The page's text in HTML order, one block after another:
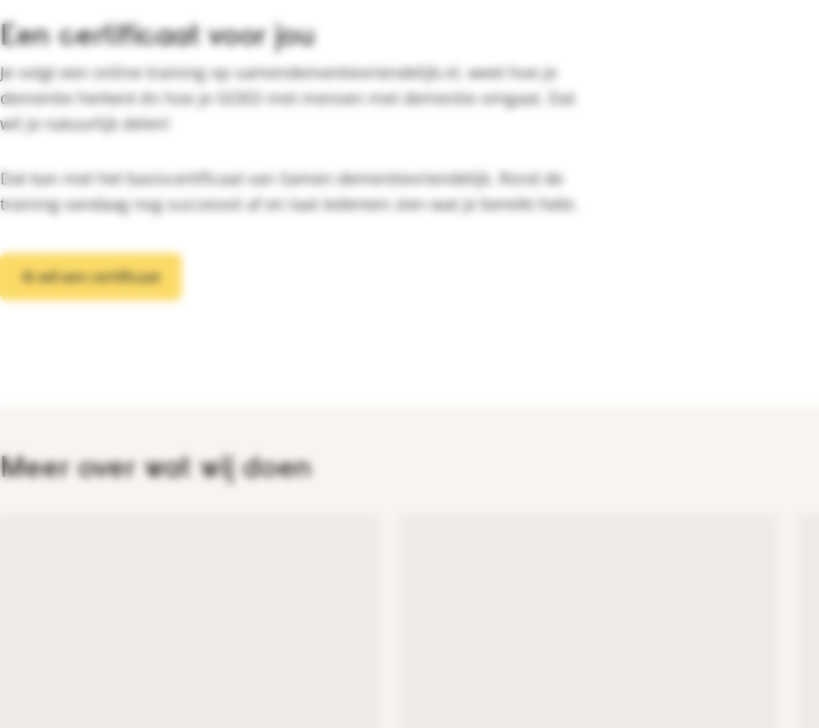
Een certificaat voor jou
Je volgt een online training op samendementievriendelijk.nl, weet hoe je
dementie herkent én hoe je GOED met mensen met dementie omgaat. Dat
wil je natuurlijk delen!
Dat kan met het basiscertificaat van Samen dementievriendelijk. Rond de
training vandaag nog succesvol af en laat íedereen zien wat je bereikt hebt.
Ik wil een certificaat
Meer over wat wij doen